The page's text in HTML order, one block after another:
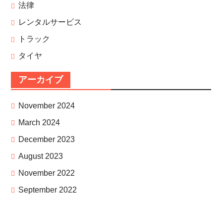
法律
レンタルサービス
トラック
タイヤ
アーカイブ
November 2024
March 2024
December 2023
August 2023
November 2022
September 2022